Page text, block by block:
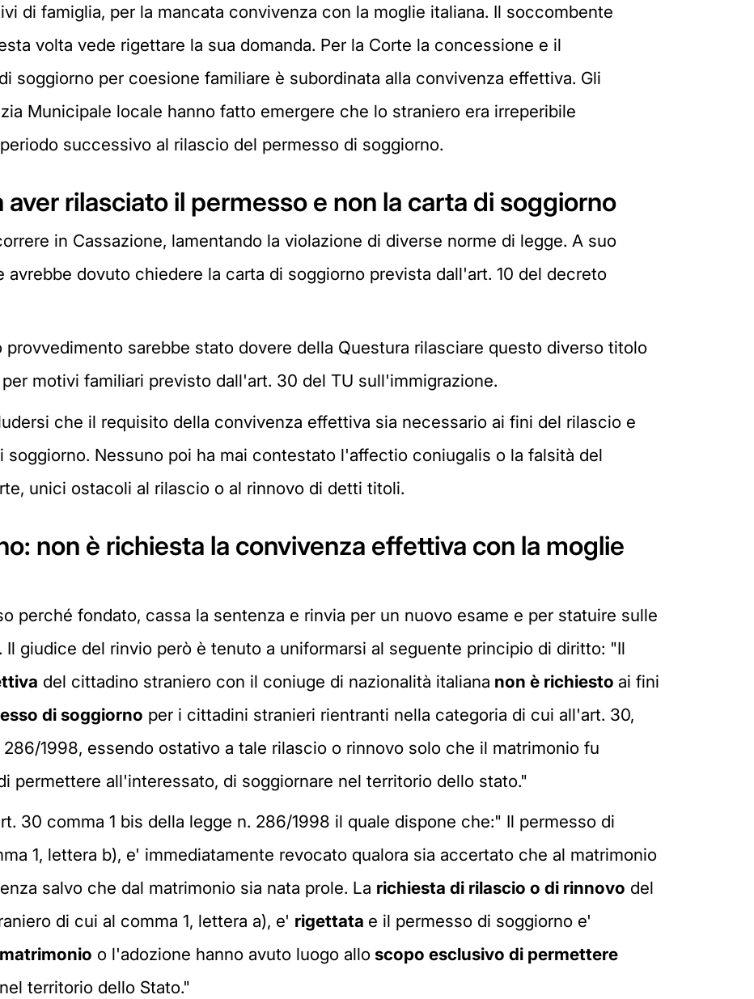
di famiglia, per la mancata convivenza con la moglie italiana. Il soccombente
volta vede rigettare la sua domanda. Per la Corte la concessione e il
soggiorno per coesione familiare è subordinata alla convivenza effettiva. Gli
Municipale locale hanno fatto emergere che lo straniero era irreperibile
successivo al rilascio del permesso di soggiorno.
aver rilasciato il permesso e non la carta di soggiorno
in Cassazione, lamentando la violazione di diverse norme di legge. A suo
avrebbe dovuto chiedere la carta di soggiorno prevista dall'art. 10 del decreto
sarebbe stato dovere della Questura rilasciare questo diverso titolo
motivi familiari previsto dall'art. 30 del TU sull'immigrazione.
che il requisito della convivenza effettiva sia necessario ai fini del rilascio e
Nessuno poi ha mai contestato l'affectio coniugalis o la falsità del
unici ostacoli al rilascio o al rinnovo di detti titoli.
non è richiesta la convivenza effettiva con la moglie
perché fondato, cassa la sentenza e rinvia per un nuovo esame e per statuire sulle
giudice del rinvio però è tenuto a uniformarsi al seguente principio di diritto: "Il
del cittadino straniero con il coniuge di nazionalità italiana non è richiesto ai fini
di soggiorno per i cittadini stranieri rientranti nella categoria di cui all'art. 30,
286/1998, essendo ostativo a tale rilascio o rinnovo solo che il matrimonio fu
permettere all'interessato, di soggiornare nel territorio dello stato."
30 comma 1 bis della legge n. 286/1998 il quale dispone che:" Il permesso di
1, lettera b), e' immediatamente revocato qualora sia accertato che al matrimonio
salvo che dal matrimonio sia nata prole. La richiesta di rilascio o di rinnovo del
di cui al comma 1, lettera a), e' rigettata e il permesso di soggiorno e'
matrimonio o l'adozione hanno avuto luogo allo scopo esclusivo di permettere
nel territorio dello Stato."